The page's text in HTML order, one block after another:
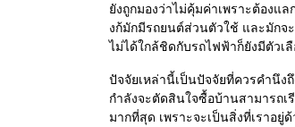
ยังถูกมองว่าไม่คุ้มค่าเพราะต้อง
งก้มักมีรถยนต์ส่วนตัวใช้ และมักจ
ไม่ได้ใกล้ชิดกับรถไฟฟ้าก็ยังมีตัว
ปัจจัยเหล่านี้เป็นปัจจัยที่ควรคำนึง
กำลังจะตัดสินใจซื้อบ้านสามารถ
มากที่สุด เพราะจะเป็นสิ่งที่เราอ